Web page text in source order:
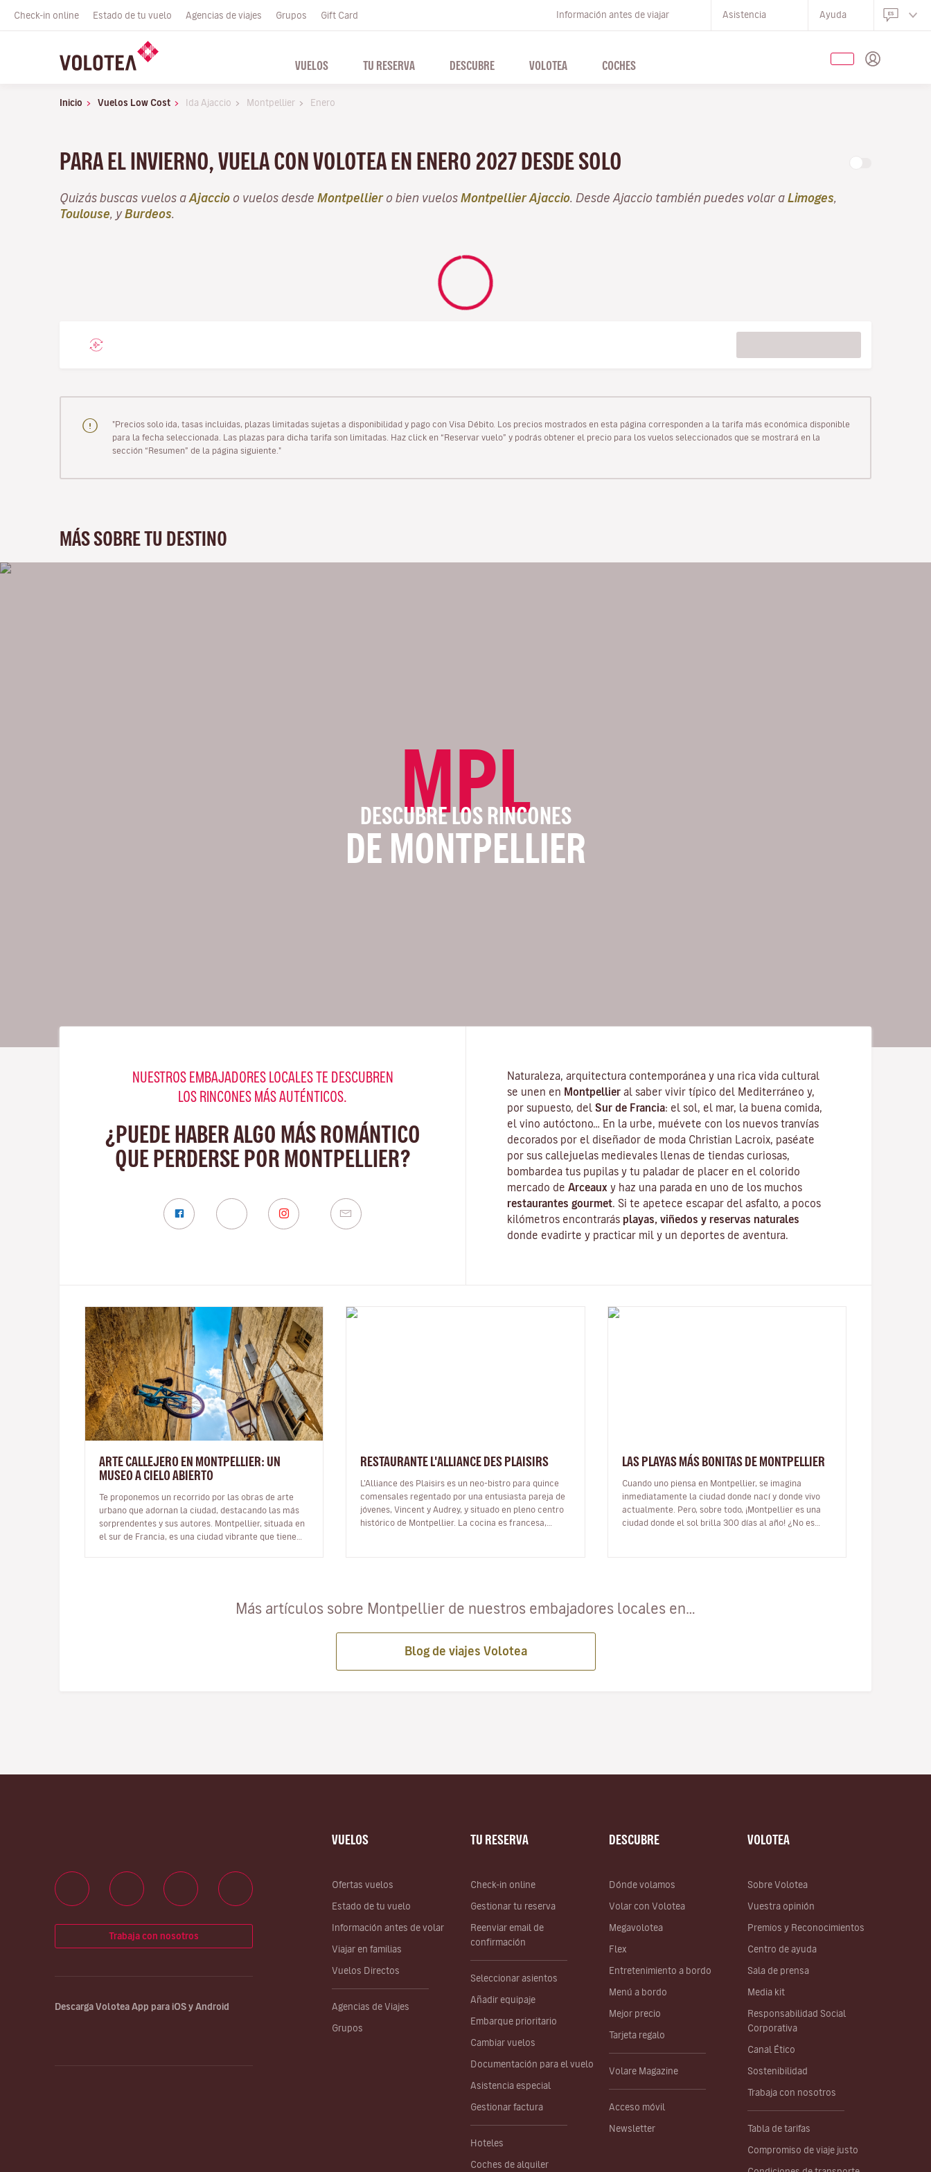
Check-in online Estado de tu vuelo Agencias de viajes Grupos Gift Card Información antes de viajar Asistencia Ayuda
VUELOS TU RESERVA DESCUBRE VOLOTEA COCHES
Inicio Vuelos Low Cost Ida Ajaccio Montpellier Enero
PARA EL INVIERNO, VUELA CON VOLOTEA EN ENERO 2027 DESDE SOLO
Quizás buscas vuelos a Ajaccio o vuelos desde Montpelliero bien vuelos Montpellier Ajaccio . Desde Ajaccio también puedes volar a Limoges
Toulouse , yBurdeos
"Precios solo ida, tasas incluidas, plazas limitadas sujetas a disponibilidad y pago con Visa Débito. Los precios mostrados en esta página corresponden a la tarifa más económica disponible
para la fecha seleccionada. Las plazas para dicha tarifa son limitadas. Haz click en “Reservar vuelo” y podrás obtener el precio para los vuelos seleccionados que se mostrará en la
sección “Resumen” de la página siguiente."
MÁS SOBRE TU DESTINO
MPL
DESCUBRE LOS RINCONES
DE MONTPELLIER
NUESTROS EMBAJADORES LOCALES TE DESCUBREN
LOS RINCONES MÁS AUTÉNTICOS.
¿PUEDE HABER ALGO MÁS ROMÁNTICO
QUE PERDERSE POR MONTPELLIER?
Naturaleza, arquitectura contemporánea y una rica vida cultural
se unen en Montpellier al saber vivir típico del Mediterráneo y,
por supuesto, del Sur de Francia: el sol, el mar, la buena comida,
el vino autóctono… En la urbe, muévete con los nuevos tranvías
decorados por el diseñador de moda Christian Lacroix , paséate
por sus callejuelas medievales llenas de tiendas curiosas,
bombardea tus pupilas y tu paladar de placer en el colorido
mercado de Arceaux y haz una parada en uno de los muchos
restaurantes gourmet . Si te apetece escapar del asfalto, a pocos
kilómetros encontrarás playas, viñedos y reservas naturales
donde evadirte y practicar mil y un deportes de aventura.
ARTE CALLEJERO EN MONTPELLIER: UN
MUSEO A CIELO ABIERTO
Te proponemos un recorrido por las obras de arte
urbano que adornan la ciudad, destacando las más
sorprendentes y sus autores. Montpellier, situada en
el sur de Francia, es una ciudad vibrante que tiene
RESTAURANTE L'ALLIANCE DES PLAISIRS
L’Alliance des Plaisirs es un neo-bistro para quince
comensales regentado por una entusiasta pareja de
jóvenes, Vincent y Audrey, y situado en pleno centro
histórico de Montpellier. La cocina es francesa,
LAS PLAYAS MÁS BONITAS DE MONTPELLIER
Cuando uno piensa en Montpellier, se imagina
inmediatamente la ciudad donde nací y donde vivo
actualmente. Pero, sobre todo, ¡Montpellier es una
ciudad donde el sol brilla 300 días al año! ¿No es
Más artículos sobre Montpellier de nuestros embajadores locales en…
Blog de viajes Volotea
VUELOS
Ofertas vuelos
Estado de tu vuelo
Información antes de volar
Viajar en familias
Vuelos Directos
Agencias de Viajes
Grupos
TU RESERVA
Check-in online
Gestionar tu reserva
Reenviar email de
confirmación
Seleccionar asientos
Añadir equipaje
Embarque prioritario
Cambiar vuelos
Documentación para el vuelo
Asistencia especial
Gestionar factura
Hoteles
Coches de alquiler
DESCUBRE
Dónde volamos
Volar con Volotea
Megavolotea
Flex
Entretenimiento a bordo
Menú a bordo
Mejor precio
Tarjeta regalo
Volare Magazine
Acceso móvil
Newsletter
VOLOTEA
Sobre Volotea
Vuestra opinión
Premios y Reconocimientos
Centro de ayuda
Sala de prensa
Media kit
Responsabilidad Social
Corporativa
Canal Ético
Sostenibilidad
Trabaja con nosotros
Tabla de tarifas
Compromiso de viaje justo
Trabaja con nosotros
Descarga Volotea App para iOS y Android